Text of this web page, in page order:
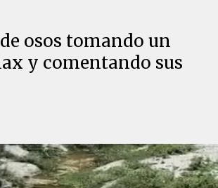
osos tomando un
y comentando sus